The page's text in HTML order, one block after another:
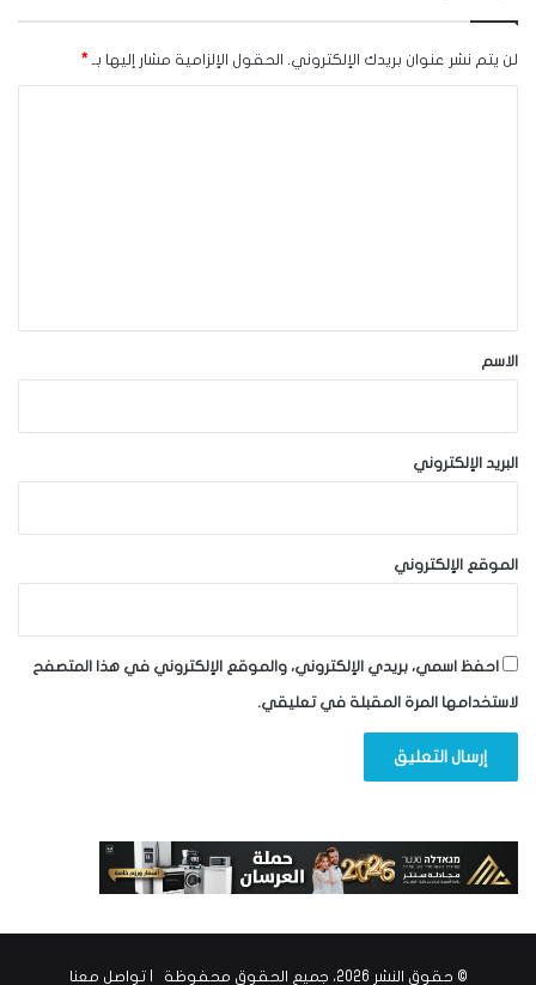
لن يتم نشر عنوان بريدك الإلكتروني. الحقول الإلزامية مشار إليها بـ *
*الاسم
البريد الإلكتروني
الموقع الإلكتروني
احفظ اسمي، بريدي الإلكتروني، والموقع الإلكتروني في هذا المتصفح
لاستخدامها المرة المقبلة في تعليقي.
© حقوق النشر 2026، جميع الحقوق محفوظة | تواصل معنا